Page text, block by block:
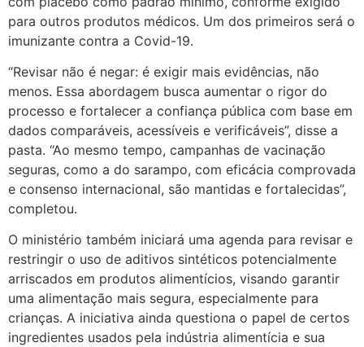
para outros produtos médicos. Um dos primeiros será o
imunizante contra a Covid-19.
“Revisar não é negar: é exigir mais evidências, não
menos. Essa abordagem busca aumentar o rigor do
processo e fortalecer a confiança pública com base em
dados comparáveis, acessíveis e verificáveis”, disse a
pasta. “Ao mesmo tempo, campanhas de vacinação
seguras, como a do sarampo, com eficácia comprovada
e consenso internacional, são mantidas e fortalecidas”,
completou.
O ministério também iniciará uma agenda para revisar e
restringir o uso de aditivos sintéticos potencialmente
arriscados em produtos alimentícios, visando garantir
uma alimentação mais segura, especialmente para
crianças. A iniciativa ainda questiona o papel de certos
ingredientes usados pela indústria alimentícia e sua